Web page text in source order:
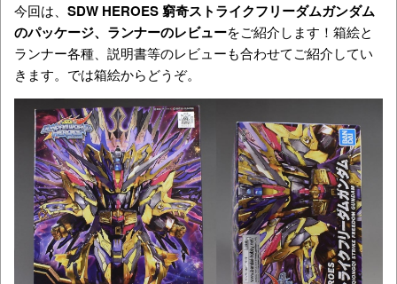
今回は、 SDW HEROES 窮奇ストライクフリーダムガンダム
のパッケージ、ランナーのレビューをご紹介します！箱絵と
ランナー各種、説明書等のレビューも合わせてご紹介してい
きます。では箱絵からどうぞ。